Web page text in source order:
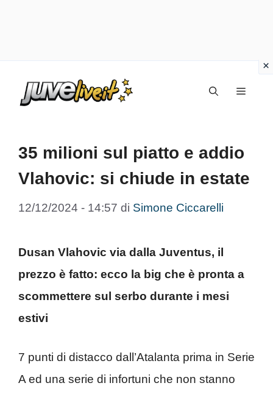
Menu
35 milioni sul piatto e addio
Vlahovic: si chiude in estate
12/12/2024 - 14:57 di Simone Ciccarelli
Dusan Vlahovic via dalla Juventus, il
prezzo è fatto: ecco la big che è pronta a
scommettere sul serbo durante i mesi
estivi
7 punti di distacco dall’Atalanta prima in Serie
A ed una serie di infortuni che non stanno